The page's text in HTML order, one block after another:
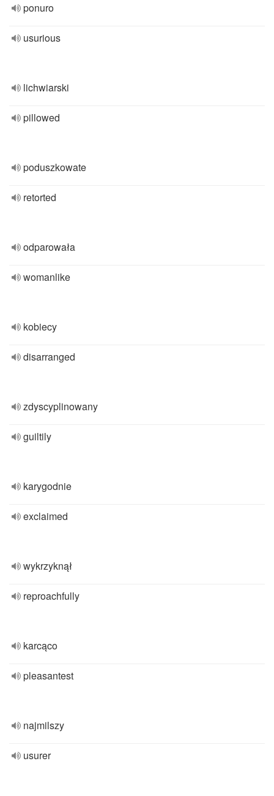
ponuro
usurious
lichwiarski
pillowed
poduszkowate
retorted
odparowała
womanlike
kobiecy
disarranged
zdyscyplinowany
guiltily
karygodnie
exclaimed
wykrzyknął
reproachfully
karcąco
pleasantest
najmilszy
usurer